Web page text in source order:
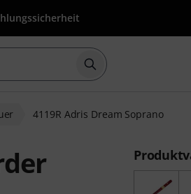
Suche mit
4119R Adris Dream Soprano